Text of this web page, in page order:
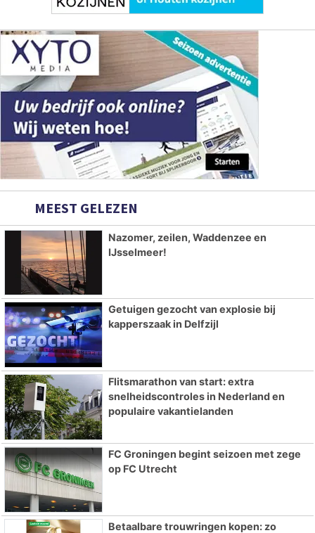
MEEST GELEZEN
Nazomer, zeilen, Waddenzee en
IJsselmeer!
Getuigen gezocht van explosie bij
kapperszaak in Delfzijl
Flitsmarathon van start: extra
snelheidscontroles in Nederland en
populaire vakantielanden
FC Groningen begint seizoen met zege
op FC Utrecht
Betaalbare trouwringen kopen: zo